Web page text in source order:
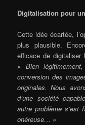
Digitalisation pour
Cette idée écartée,
plus plausible.
efficace de
« Bien
conversion des
originales. Nous
d’une société
autre problème s’est
onéreuse… »